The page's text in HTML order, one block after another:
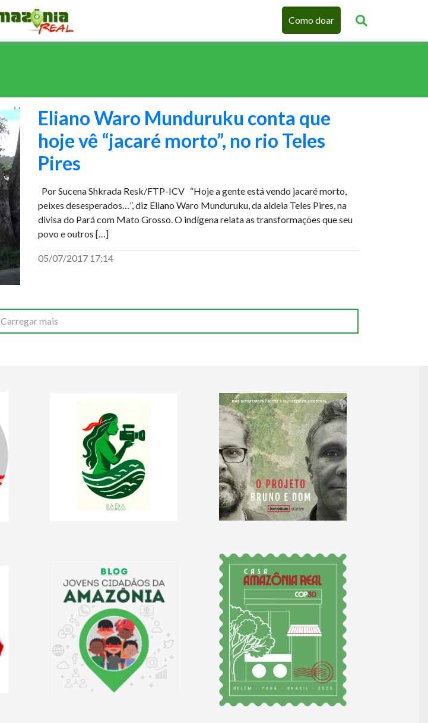
Como doar
Eliano Waro Munduruku conta que
hoje vê “jacaré morto”, no rio Teles
Pires
Por Sucena Shkrada Resk/FTP-ICV “Hoje a gente está vendo jacaré morto,
peixes desesperados…”, diz Eliano Waro Munduruku, da aldeia Teles Pires, na
divisa do Pará com Mato Grosso. O indígena relata as transformações que seu
povo e outros […]
05/07/2017 17:14
Carregar mais